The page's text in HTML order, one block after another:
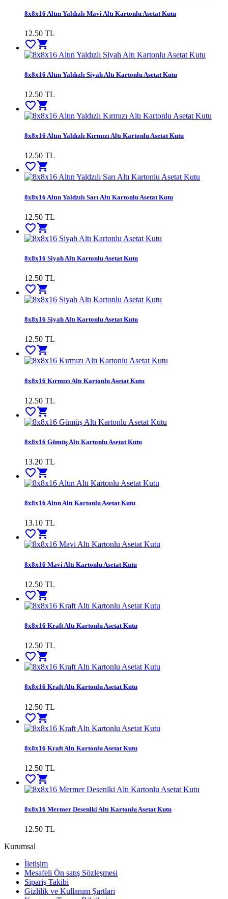
8x8x16 Altın Yaldızlı Mavi Altı Kartonlu Asetat Kutu
12.50 TL
favorite_bordershopping_cart
8x8x16 Altın Yaldızlı Siyah Altı Kartonlu Asetat Kutu
12.50 TL
favorite_bordershopping_cart
8x8x16 Altın Yaldızlı Kırmızı Altı Kartonlu Asetat Kutu
12.50 TL
favorite_border shopping_cart
8x8x16 Altın Yaldzılı Sarı Altı Kartonlu Asetat Kutu
12.50 TL
favorite_bordershopping_cart
8x8x16 Siyah Altı Kartonlu Asetat Kutu
12.50 TL
favorite_bordershopping_cart
8x8x16 Siyah Altı Kartonlu Asetat Kutu
12.50 TL
favorite_border shopping_cart
8x8x16 Kırmızı Altı Kartonlu Asetat Kutu
12.50 TL
favorite_bordershopping_cart
8x8x16 Gümüş Altı Kartonlu Asetat Kutu
13.20 TL
favorite_bordershopping_cart
8x8x16 Altın Altı Kartonlu Asetat Kutu
13.10 TL
favorite_border shopping_cart
8x8x16 Mavi Altı Kartonlu Asetat Kutu
12.50 TL
favorite_bordershopping_cart
8x8x16 Kraft Altı Kartonlu Asetat Kutu
12.50 TL
favorite_bordershopping_cart
8x8x16 Kraft Altı Kartonlu Asetat Kutu
12.50 TL
favorite_bordershopping_cart
8x8x16 Kraft Altı Kartonlu Asetat Kutu
12.50 TL
favorite_bordershopping_cart
8x8x16 Mermer Desenlki Altı Kartonlu Asetat Kutu
12.50 TL
Kurumsal
İletişim
Mesafeli Ön satış Sözleşmesi
Sipariş Takibi
Gizlilik ve Kullanım Şartları